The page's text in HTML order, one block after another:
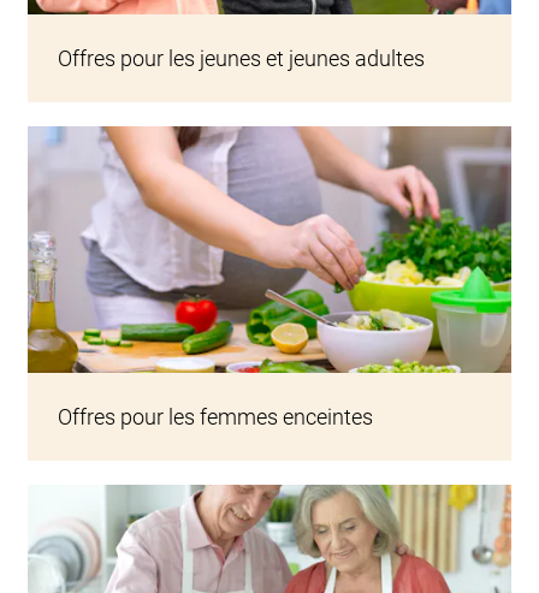
Offres pour les jeunes et jeunes adultes
Offres pour les femmes enceintes